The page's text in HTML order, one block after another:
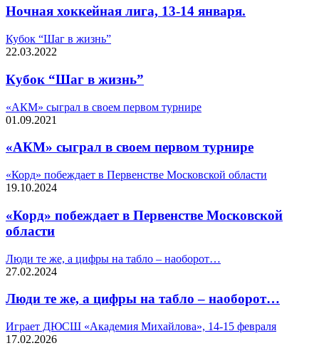
Ночная хоккейная лига, 13-14 января.
Кубок “Шаг в жизнь”
22.03.2022
Кубок “Шаг в жизнь”
«АКМ» сыграл в своем первом турнире
01.09.2021
«АКМ» сыграл в своем первом турнире
«Корд» побеждает в Первенстве Московской области
19.10.2024
«Корд» побеждает в Первенстве Московской
области
Люди те же, а цифры на табло – наоборот…
27.02.2024
Люди те же, а цифры на табло – наоборот…
Играет ДЮСШ «Академия Михайлова», 14-15 февраля
17.02.2026